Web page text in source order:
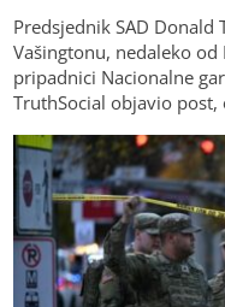
Predsjednik SAD Donald
Vašingtonu, nedaleko
pripadnici Nacionalne
TruthSocial objavio post,